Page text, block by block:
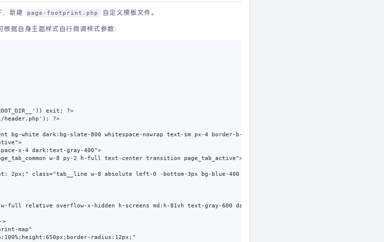
新建 page-footprint.php
自定义模板文件。
据自身主题样式自行微调样式参数：
exit; ?>
header.php'); ?>
bg-white dark:bg-slate-800 whitespace-nowrap text-sm px-4 border-b-4 border-b-gray-50 dark:border-b-slate-
x-4 dark:text-gray-400">
w-8 py-2 h-full text-center transition page_tab_active"><?php $this->title() ?></li>
2px;" class="tab__line w-8 absolute left-0 -bottom-3px bg-blue-400 transition"></div>
w-full relative overflow-x-hidden h-screens md:h-81vh text-gray-600 dark:text-gray-400 bg-gray-50 dark:bg-
>
map"
radius:12px;"